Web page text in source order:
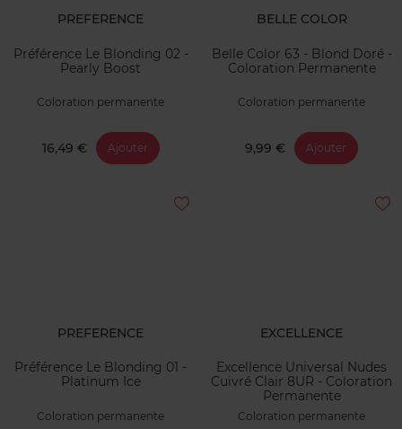
PREFERENCE
Préférence Le Blonding 02 -
Pearly Boost
Coloration permanente
16,49 € Ajouter
BELLE COLOR
Belle Color 63 - Blond Doré -
Coloration Permanente
Coloration permanente
9,99 € Ajouter
PREFERENCE
Préférence Le Blonding 01 -
Platinum Ice
Coloration permanente
EXCELLENCE
Excellence Universal Nudes
Cuivré Clair 8UR - Coloration
Permanente
Coloration permanente